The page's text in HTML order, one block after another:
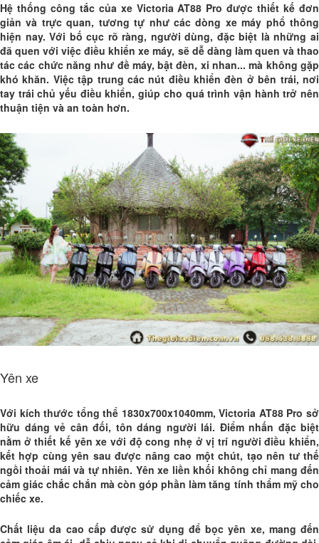
Hệ thống công tắc của xe Victoria AT88 Pro được thiết kế đơn
giản và trực quan, tương tự như các dòng xe máy phổ thông
hiện nay. Với bố cục rõ ràng, người dùng, đặc biệt là những ai
đã quen với việc điều khiển xe máy, sẽ dễ dàng làm quen và thao
tác các chức năng như đề máy, bật đèn, xi nhan... mà không gặp
khó khăn. Việc tập trung các nút điều khiển đèn ở bên trái, nơi
tay trái chủ yếu điều khiển, giúp cho quá trình vận hành trở nên
thuận tiện và an toàn hơn.
Yên xe
Với kích thước tổng thể 1830x700x1040mm, Victoria AT88 Pro sở
hữu dáng vẻ cân đối, tôn dáng người lái. Điểm nhấn đặc biệt
nằm ở thiết kế yên xe với độ cong nhẹ ở vị trí người điều khiển,
kết hợp cùng yên sau được nâng cao một chút, tạo nên tư thế
ngồi thoải mái và tự nhiên. Yên xe liền khối không chỉ mang đến
cảm giác chắc chắn mà còn góp phần làm tăng tính thẩm mỹ cho
chiếc xe.
Chất liệu da cao cấp được sử dụng để bọc yên xe, mang đến